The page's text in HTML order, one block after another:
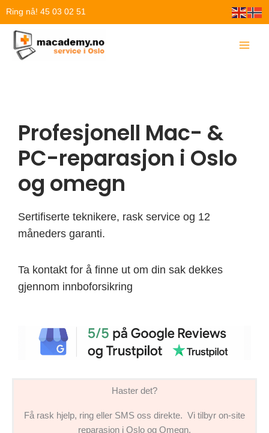
Hopp
innholdet
Ring nå! 45 03 02 51
Profesjonell Mac- &
PC-reparasjon i Oslo
og omegn
Sertifiserte teknikere, rask service og 12
måneders garanti.
Ta kontakt for å finne ut om din sak dekkes
gjennom innboforsikring
Haster det?
Få rask hjelp, ring eller SMS oss direkte. Vi tilbyr on-site
reparasjon i Oslo og Omegn.